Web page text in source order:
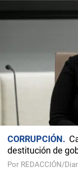
CORRUPCIÓN
destitución de
Por REDACCIÓN/